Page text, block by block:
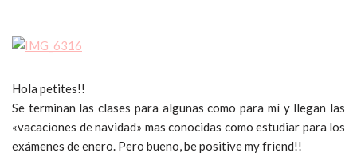
Hola petites!!
Se terminan las clases para algunas como para mí y llegan las
«vacaciones de navidad» mas conocidas como estudiar para los
exámenes de enero. Pero bueno, be positive my friend!!